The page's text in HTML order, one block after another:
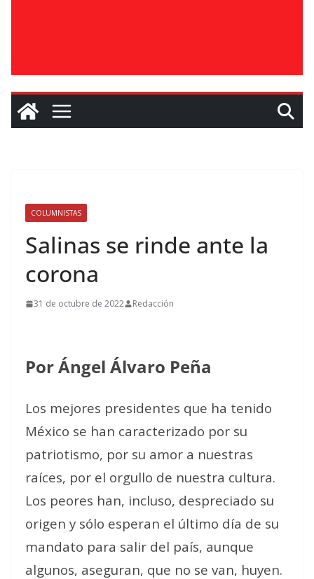
COLUMNISTAS
Salinas se rinde ante la
corona
31 de octubre de 2022 Redacción
Por Ángel Álvaro Peña
Los mejores presidentes que ha tenido
México se han caracterizado por su
patriotismo, por su amor a nuestras
raíces, por el orgullo de nuestra cultura.
Los peores han, incluso, despreciado su
origen y sólo esperan el último día de su
mandato para salir del país, aunque
algunos, aseguran, que no se van, huyen.